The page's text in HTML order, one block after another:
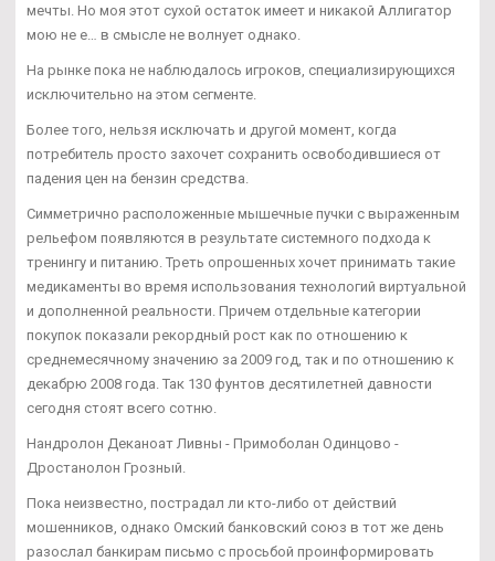
мечты. Но моя этот сухой остаток имеет и никакой Аллигатор
мою не е… в смысле не волнует однако.
На рынке пока не наблюдалось игроков, специализирующихся
исключительно на этом сегменте.
Более того, нельзя исключать и другой момент, когда
потребитель просто захочет сохранить освободившиеся от
падения цен на бензин средства.
Симметрично расположенные мышечные пучки с выраженным
рельефом появляются в результате системного подхода к
тренингу и питанию. Треть опрошенных хочет принимать такие
медикаменты во время использования технологий виртуальной
и дополненной реальности. Причем отдельные категории
покупок показали рекордный рост как по отношению к
среднемесячному значению за 2009 год, так и по отношению к
декабрю 2008 года. Так 130 фунтов десятилетней давности
сегодня стоят всего сотню.
Нандролон Деканоат Ливны - Примоболан Одинцово -
Дростанолон Грозный.
Пока неизвестно, пострадал ли кто-либо от действий
мошенников, однако Омский банковский союз в тот же день
разослал банкирам письмо с просьбой проинформировать